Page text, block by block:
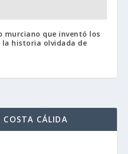
murciano que inventó los
la historia olvidada de
COSTA CÁLIDA